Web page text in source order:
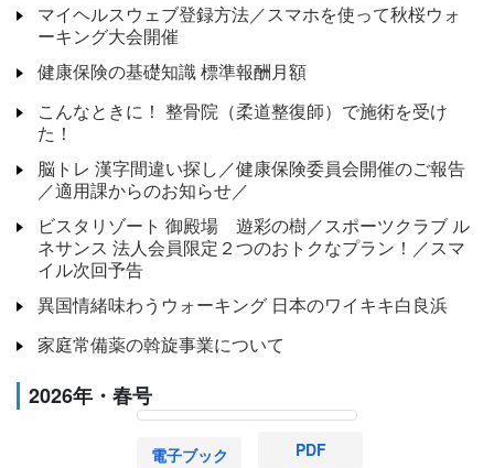
マイヘルスウェブ登録方法／スマホを使って秋桜ウォ
ーキング大会開催
健康保険の基礎知識 標準報酬月額
こんなときに！ 整骨院（柔道整復師）で施術を受け
た！
脳トレ 漢字間違い探し／健康保険委員会開催のご報告
／適用課からのお知らせ／
ビスタリゾート 御殿場 遊彩の樹／スポーツクラブ ル
ネサンス 法人会員限定２つのおトクなプラン！／スマ
イル次回予告
異国情緒味わうウォーキング 日本のワイキキ白良浜
家庭常備薬の斡旋事業について
2026年・春号
電子ブック PDF